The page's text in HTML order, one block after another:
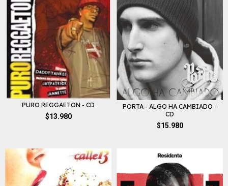
PURO REGGAETON - CD
$13.980
PORTA - ALGO HA CAMBIADO -
CD
$15.980